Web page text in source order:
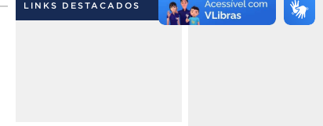
LINKS DESTACADOS